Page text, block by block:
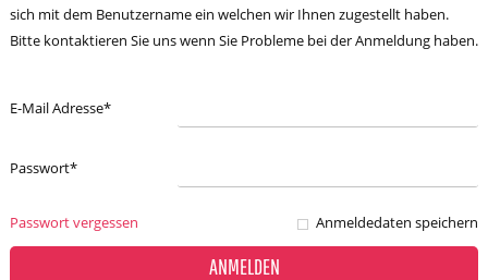
sich mit dem Benutzername ein welchen wir Ihnen zugestellt haben.
Bitte kontaktieren Sie uns wenn Sie Probleme bei der Anmeldung haben.
E-Mail Adresse*
Passwort*
Passwort vergessen Anmeldedaten speichern
ANMELDEN